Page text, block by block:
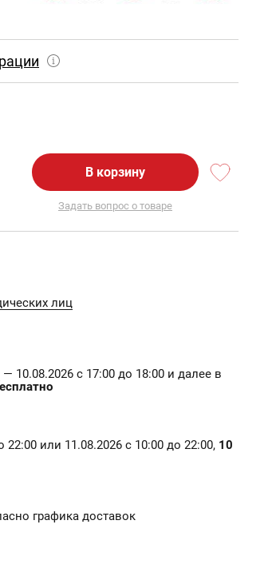
В корзину
Задать вопрос о товаре
лиц
— 10.08.2026 с 17:00 до 18:00 и далее в
22:00 или 11.08.2026 с 10:00 до 22:00, 10
графика доставок